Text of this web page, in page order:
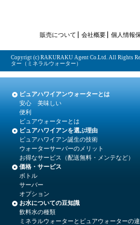
販売について 会社概要 個人情報
Copyrigt (c) RAKURAKU Agent Co.Ltd. All Rights
ター（ミネラルウォーター）
ピュアハワイアンウォーターとは
安心 美味しい
便利
ピュアウォーターとは
ピュアハワイアンを選ぶ理由
ピュアハワイアン誕生の技術
ウォーターサーバーのメリット
お得なサービス（配送無料・メンテなど）
価格・サービス
ボトル
サーバー
オプション
お水についての豆知識
飲料水の種類
ミネラルウォーターとピュアウォーターの